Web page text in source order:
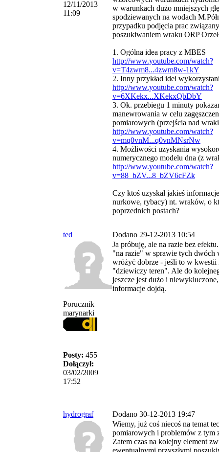
12/11/2013
11:09
w warunkach dużo mniejszych
spodziewanych na wodach
przypadku podjęcia prac
poszukiwaniem wraku ORP
1. Ogólna idea pracy z MBES
http://www.youtube.com/watch?
v=T4zwm8...4zwm8w-1kY
2. Inny przykład idei
http://www.youtube.com/watch?
v=6XKekx...XKekxQbDbY
3. Ok. przebiegu 1 minuty
manewrowania w celu
pomiarowych (przejścia nad
http://www.youtube.com/watch?
v=mq0vnM...q0vnMNsrNw
4. Możliwości uzyskania
numerycznego modelu dna (z
http://www.youtube.com/watch?
v=88_bZV...8_bZV6cFZk
Czy ktoś uzyskał jakieś
nurkowe, rybacy) nt. wraków, o
poprzednich postach?
ted Dodano 29-12-2013 10:54
Porucznik
marynarki
Posty: 455
Dołączył:
03/02/2009
17:52
Ja próbuję, ale na razie bez
"na razie" w sprawie tych dwóch
wróżyć dobrze - jeśli to w kwestii
"dziewiczy teren". Ale do
jeszcze jest dużo i
informacje dojdą.
hydrograf
Dodano 30-12-2013 19:47
Wiemy, już coś niecoś na temat
pomiarowych i problemów z tym
Zatem czas na kolejny element
ewentualnymi przyszłymi